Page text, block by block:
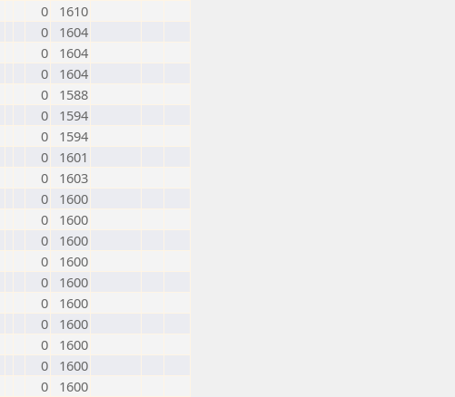
0
1610
0
1604
0
1604
0
1604
0
1588
0
1594
0
1594
0
1601
0
1603
0
1600
0
1600
0
1600
0
1600
0
1600
0
1600
0
1600
0
1600
0
1600
0
1600